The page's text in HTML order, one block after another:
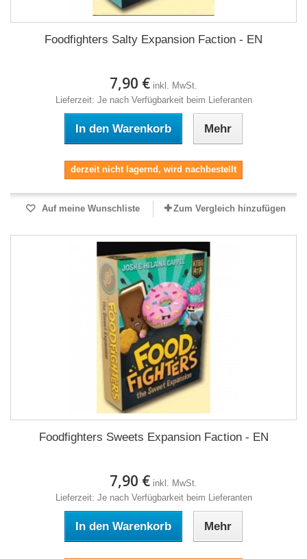
Foodfighters Salty Expansion Faction - EN
7,90 € inkl. MwSt.
Lieferzeit: Je nach Verfügbarkeit beim Lieferanten
In den Warenkorb Mehr
derzeit nicht lagernd, wird nachbestellt
Auf meine Wunschliste Zum Vergleich hinzufügen
Foodfighters Sweets Expansion Faction - EN
7,90 € inkl. MwSt.
Lieferzeit: Je nach Verfügbarkeit beim Lieferanten
In den Warenkorb Mehr